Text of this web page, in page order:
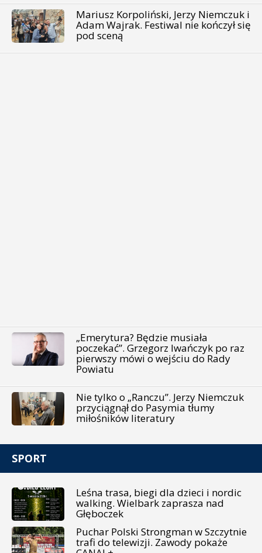
Mariusz Korpoliński, Jerzy Niemczuk i
Adam Wajrak. Festiwal nie kończył się
pod sceną
„Emerytura? Będzie musiała
poczekać”. Grzegorz Iwańczyk po raz
pierwszy mówi o wejściu do Rady
Powiatu
Nie tylko o „Ranczu”. Jerzy Niemczuk
przyciągnął do Pasymia tłumy
miłośników literatury
SPORT
Leśna trasa, biegi dla dzieci i nordic
walking. Wielbark zaprasza nad
Głęboczek
Puchar Polski Strongman w Szczytnie
trafi do telewizji. Zawody pokaże